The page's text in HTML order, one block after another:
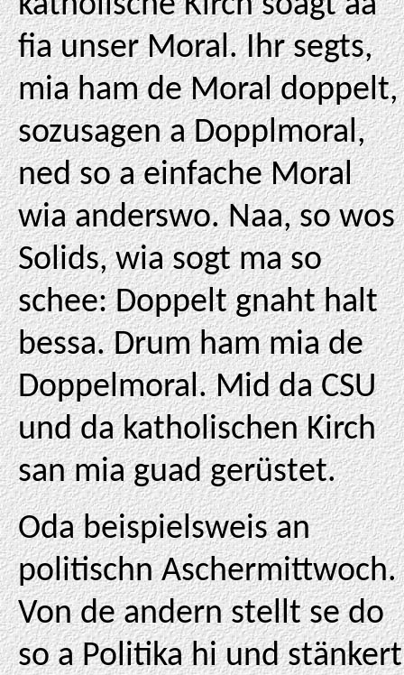
fia unser Moral. Ihr segts,
mia ham de Moral doppelt,
sozusagen a Dopplmoral,
ned so a einfache Moral
wia anderswo. Naa, so wos
Solids, wia sogt ma so
schee: Doppelt gnaht halt
bessa. Drum ham mia de
Doppelmoral. Mid da CSU
und da katholischen Kirch
san mia guad gerüstet.
Oda beispielsweis an
politischn Aschermittwoch.
Von de andern stellt se do
so a Politika hi und stänkert